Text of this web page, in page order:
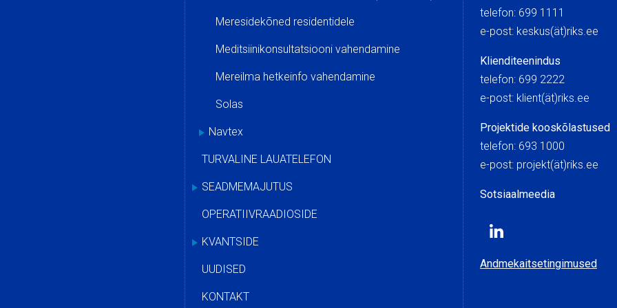
Meresidekõned residentidele
Meditsiinikonsultatsiooni vahendamine
Mereilma hetkeinfo vahendamine
Solas
Navtex
TURVALINE LAUATELEFON
SEADMEMAJUTUS
OPERATIIVRAADIOSIDE
KVANTSIDE
UUDISED
KONTAKT
telefon: 699 1111
e-post:
Klienditeenindus
telefon: 699 2222
e-post: klient(ät)riks.ee
Projektide kooskõlastused
telefon: 693 1000
e-post: projekt(ät)riks.ee
Sotsiaalmeedia
Andmekaitsetingimused